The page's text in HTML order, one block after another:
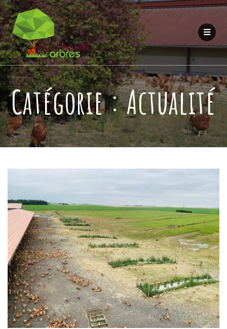
Catégorie :Actualité